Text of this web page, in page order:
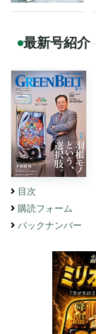
最新号紹介
目次
購読フォーム
バックナンバー